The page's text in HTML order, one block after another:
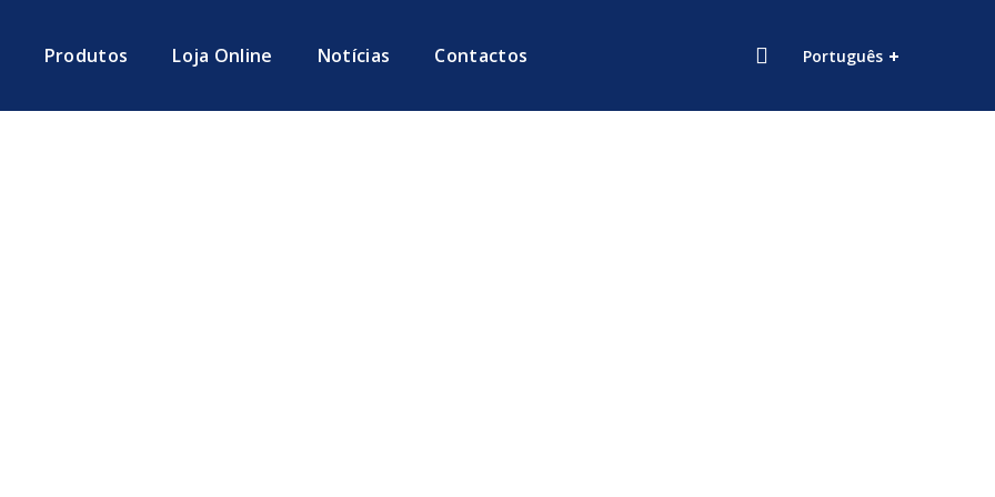
Produtos Loja Online Notícias Contactos Português